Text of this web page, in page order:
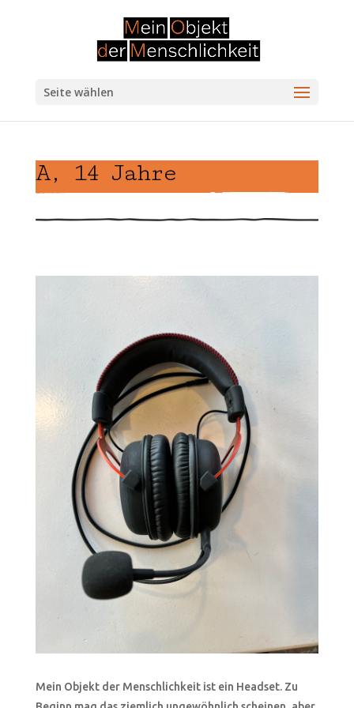
Seite wählen
A, 14 Jahre
Mein Objekt der Menschlichkeit ist ein Headset. Zu